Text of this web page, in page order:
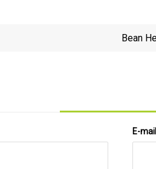
Bean
E-